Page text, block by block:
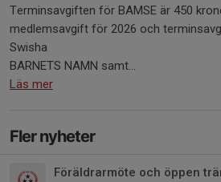
Terminsavgiften för BAMSE är 450
medlemsavgift för 2026 och
Swisha
BARNETS NAMN samt...
Läs mer
Fler nyheter
Föräldrarmöte och öppen